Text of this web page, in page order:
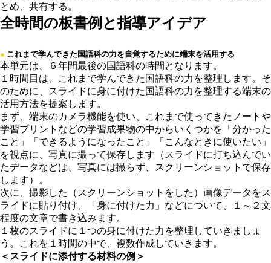
とめ、共有する。
全時間の板書例と指導アイデア
● これまで学んできた国語科の力を自覚するために端末を活用する
本単元は、６年間最後の国語科の時間となります。
１時間目は、これまで学んできた国語科の力を整理します。そ
のために、スライドに身に付けた国語科の力を整理する端末の
活用方法を提案します。
まず、端末のカメラ機能を使い、これまで使ってきたノートや
学習プリントなどの学習成果物の中からいくつかを 「分かった
こと」「できるようになったこと」「こんなときに使いたい」
を視点に、写真に撮って保存します（スライドに打ち込んでい
たデータなどは、写真には撮らず、スクリーンショットで保存
します）。
次に、撮影した（スクリーンショットをした）画像データをス
ライドに貼り付け、「身に付けた力」などについて、１～２文
程度の文章で書き込みます。
１枚のスライドに１つの身に付けた力を整理していきましょ
う。これを１時間の中で、複数作成していきます。
＜スライドに添付する材料の例＞